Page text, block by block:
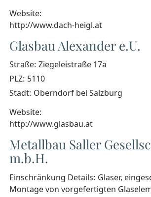
Website:
http://www.dach-heigl.at
Glasbau Alexander e.U.
Straße: Ziegeleistraße 17a
PLZ: 5110
Stadt: Oberndorf bei Salzburg
Website:
http://www.glasbau.at
Metallbau Saller
m.b.H.
Einschränkung Details: Glaser,
Montage von vorgefertigten